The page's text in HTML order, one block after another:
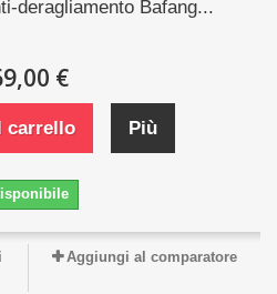
deragliamento Bafang...
€
carrello Più
Aggiungi al comparatore